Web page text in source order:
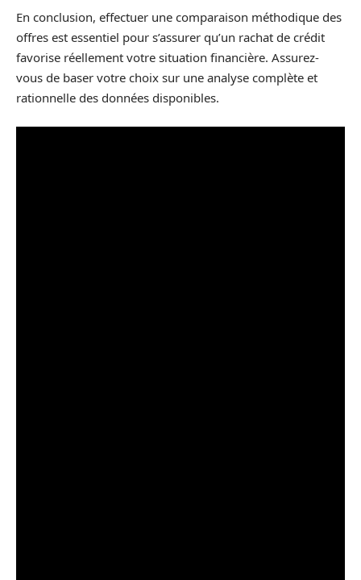
En conclusion, effectuer une comparaison méthodique des
offres est essentiel pour s’assurer qu’un rachat de crédit
favorise réellement votre situation financière. Assurez-
vous de baser votre choix sur une analyse complète et
rationnelle des données disponibles.